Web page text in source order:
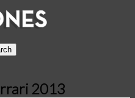
2013